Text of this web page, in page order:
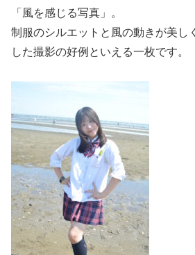
「風を感じる写真」。
制服のシルエットと風の動きが美し
した撮影の好例といえる一枚です。